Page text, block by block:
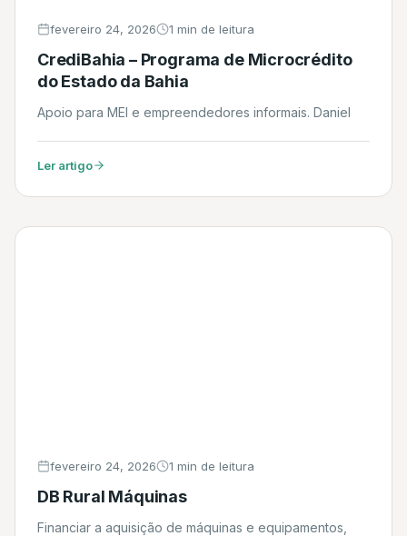
fevereiro 24, 2026 1 min de leitura
CrediBahia – Programa de Microcrédito
do Estado da Bahia
Apoio para MEI e empreendedores informais. Daniel
Ler artigo
fevereiro 24, 2026 1 min de leitura
DB Rural Máquinas
Financiar a aquisição de máquinas e equipamentos,